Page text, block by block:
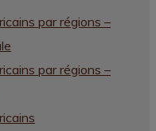
par régions –
par régions –